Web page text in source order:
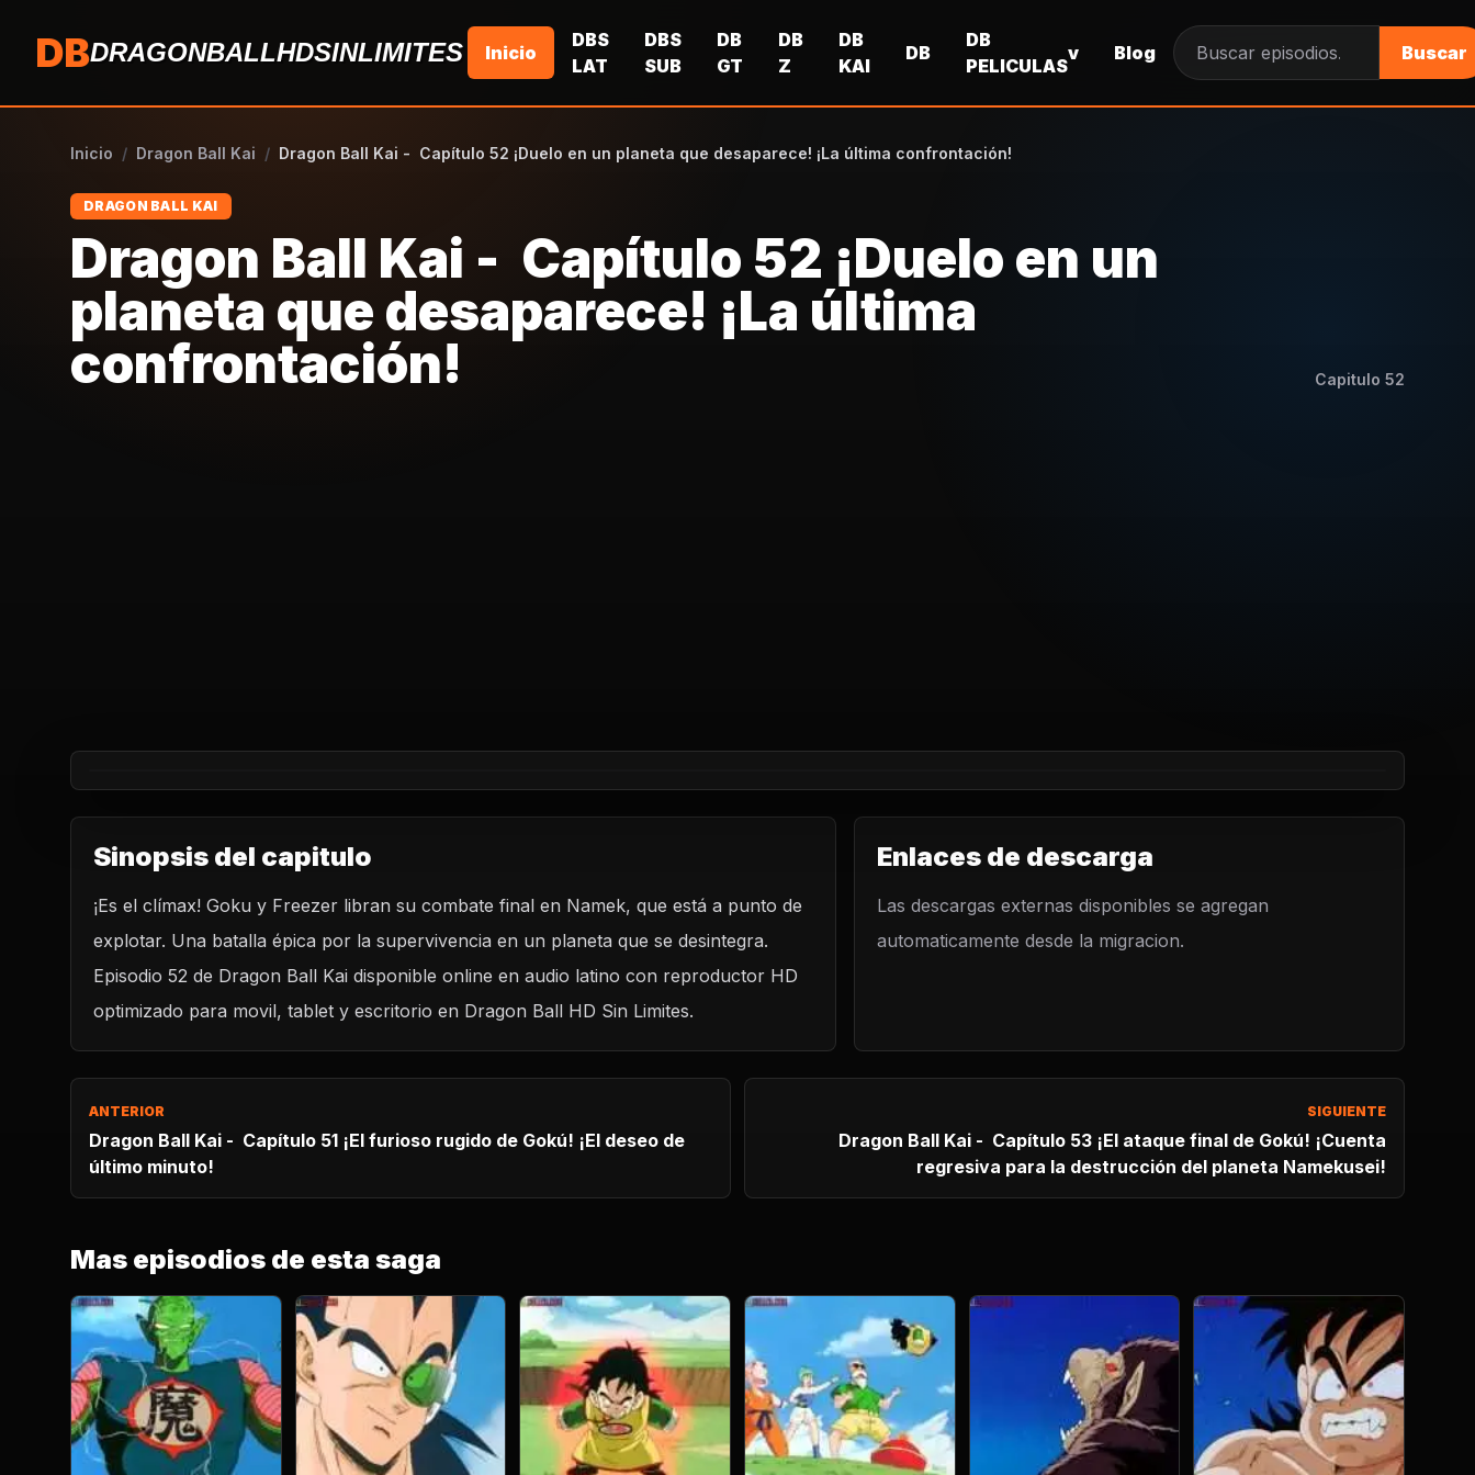
DBDRAGONBALLHDSINLIMITES Inicio
DBS
LAT
DBS
SUB
DB
GT
DB
Z
DB
KAI
DB
DB
PELICULAS
v Blog
Buscar episodios
Buscar
Inicio / Dragon Ball Kai / Dragon Ball Kai - Capítulo 52 ¡Duelo en un planeta que desaparece! ¡La última confrontación!
DRAGON BALL KAI
Dragon Ball Kai - Capítulo 52 ¡Duelo en un
planeta que desaparece! ¡La última
confrontación!
Capitulo 52
REPRODUCIR CAPITULO
Dragon Ball Kai - Capítulo 52 ¡Duelo en un planeta que
desaparece! ¡La última confrontación!
CARGAR REPRODUCTOR
Sinopsis del capitulo
¡Es el clímax! Goku y Freezer libran su combate final en Namek, que está a punto de
explotar. Una batalla épica por la supervivencia en un planeta que se desintegra.
Episodio 52 de Dragon Ball Kai disponible online en audio latino con reproductor HD
optimizado para movil, tablet y escritorio en Dragon Ball HD Sin Limites.
Enlaces de descarga
Las descargas externas disponibles se agregan
automaticamente desde la migracion.
ANTERIOR
Dragon Ball Kai - Capítulo 51 ¡El furioso rugido de Gokú! ¡El deseo de
último minuto!
SIGUIENTE
Dragon Ball Kai - Capítulo 53 ¡El ataque final de Gokú! ¡Cuenta
regresiva para la destrucción del planeta Namekusei!
Mas episodios de esta saga